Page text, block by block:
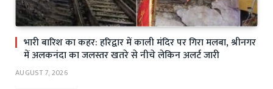
भारी बारिश का कहर: हरिद्वार में काली मंदिर पर गिरा मलबा, श्रीनगर
में अलकनंदा का जलस्तर खतरे से नीचे लेकिन अलर्ट जारी
AUGUST 7, 2026